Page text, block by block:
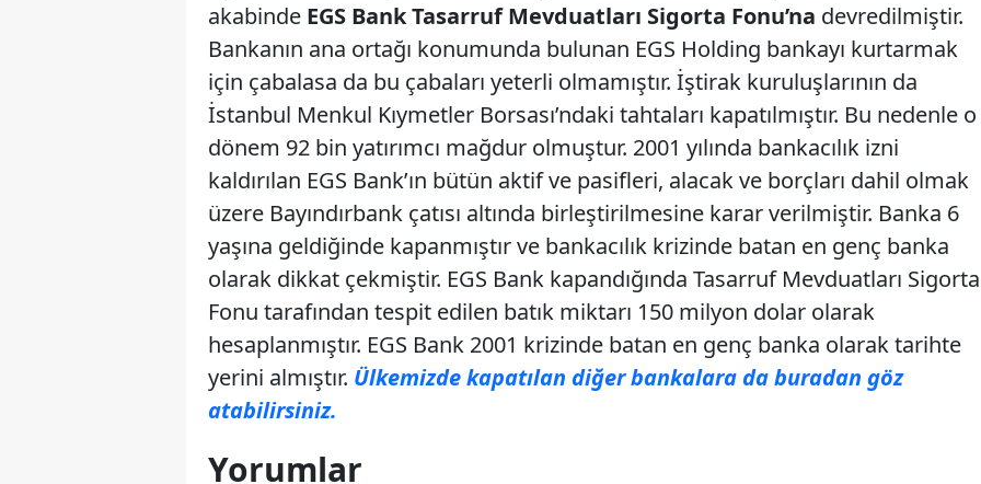
akabinde EGS Bank Tasarruf Mevduatları Sigorta Fonu’na devredilmiştir.
Bankanın ana ortağı konumunda bulunan EGS Holding bankayı kurtarmak
için çabalasa da bu çabaları yeterli olmamıştır. İştirak kuruluşlarının da
İstanbul Menkul Kıymetler Borsası’ndaki tahtaları kapatılmıştır. Bu nedenle o
dönem 92 bin yatırımcı mağdur olmuştur. 2001 yılında bankacılık izni
kaldırılan EGS Bank’ın bütün aktif ve pasifleri, alacak ve borçları dahil olmak
üzere Bayındırbank çatısı altında birleştirilmesine karar verilmiştir. Banka 6
yaşına geldiğinde kapanmıştır ve bankacılık krizinde batan en genç banka
olarak dikkat çekmiştir. EGS Bank kapandığında Tasarruf Mevduatları Sigorta
Fonu tarafından tespit edilen batık miktarı 150 milyon dolar olarak
hesaplanmıştır. EGS Bank 2001 krizinde batan en genç banka olarak tarihte
yerini almıştır. Ülkemizde kapatılan diğer bankalara da buradan göz
atabilirsiniz.
Yorumlar